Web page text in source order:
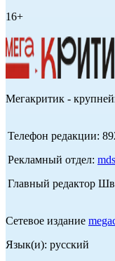
16+
Мегакритик -
Телефон редакции:
Рекламный отдел:
Главный редактор
Сетевое издание
Язык(и): русский